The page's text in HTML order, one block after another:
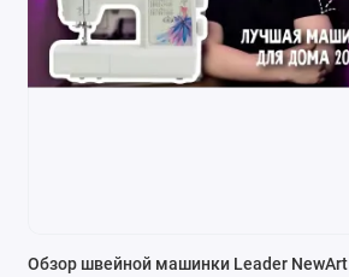
Обзор швейной машинки Leader NewArt